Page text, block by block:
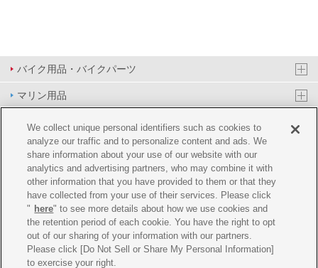
バイク用品・バイクパーツ
マリン用品
PAS/YPJ用品
その他用品
イベント&エンターテイメント
オンラインショップ
企業情報
ご利用規約 推薦環境 プライバシーポリシー Cookie ポリシー
We collect unique personal identifiers such as cookies to
analyze our traffic and to personalize content and ads. We
share information about your use of our website with our
analytics and advertising partners, who may combine it with
other information that you have provided to them or that they
have collected from your use of their services. Please click
" here" to see more details about how we use cookies and
the retention period of each cookie. You have the right to opt
out of our sharing of your information with our partners.
Please click [Do Not Sell or Share My Personal Information]
to exercise your right.